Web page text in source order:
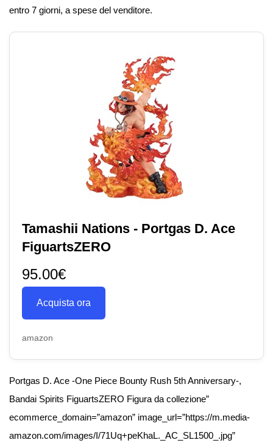
entro 7 giorni, a spese del venditore.
Tamashii Nations - Portgas D. Ace
FiguartsZERO
95.00€
Acquista ora
amazon
Portgas D. Ace -One Piece Bounty Rush 5th Anniversary-,
Bandai Spirits FiguartsZERO Figura da collezione”
ecommerce_domain=”amazon” image_url=”https://m.media-
amazon.com/images/I/71Uq+peKhaL._AC_SL1500_.jpg”